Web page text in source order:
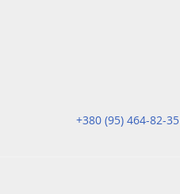
+380 (95) 464-82-35